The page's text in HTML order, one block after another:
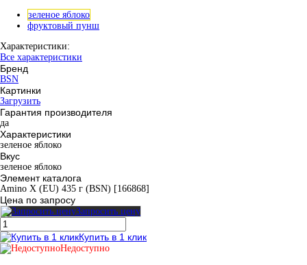
зеленое яблоко
фруктовый пунш
Характеристики:
Все характеристики
Бренд
BSN
Картинки
Загрузить
Гарантия производителя
да
Характеристики
зеленое яблоко
Вкус
зеленое яблоко
Элемент каталога
Amino X (EU) 435 г (BSN) [166868]
Цена по запросу
Запросить цену
Купить в 1 клик
Недоступно